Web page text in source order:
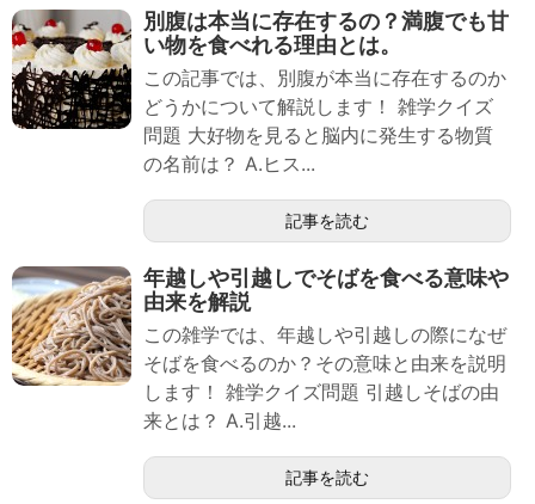
別腹は本当に存在するの？満腹でも甘
い物を食べれる理由とは。
この記事では、別腹が本当に存在するのか
どうかについて解説します！ 雑学クイズ
問題 大好物を見ると脳内に発生する物質
の名前は？ A.ヒス...
記事を読む
年越しや引越しでそばを食べる意味や
由来を解説
この雑学では、年越しや引越しの際になぜ
そばを食べるのか？その意味と由来を説明
します！ 雑学クイズ問題 引越しそばの由
来とは？ A.引越...
記事を読む